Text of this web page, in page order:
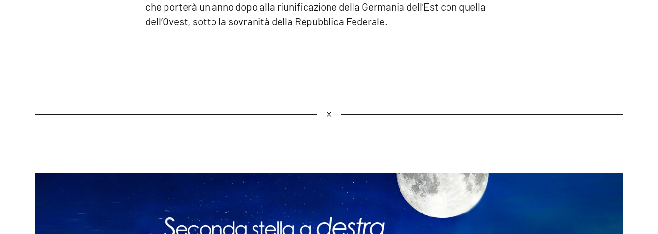
che porterà un anno dopo alla riunificazione della Germania dell’Est con quella
dell’Ovest, sotto la sovranità della Repubblica Federale.